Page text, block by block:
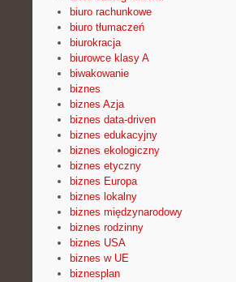
biuro rachunkowe
biuro tłumaczeń
biurokracja
biurowce klasy A
biwakowanie
biznes
biznes Azja
biznes data-driven
biznes edukacyjny
biznes ekologiczny
biznes etyczny
biznes Europa
biznes lokalny
biznes międzynarodowy
biznes rodzinny
biznes USA
biznes w UE
biznesplan